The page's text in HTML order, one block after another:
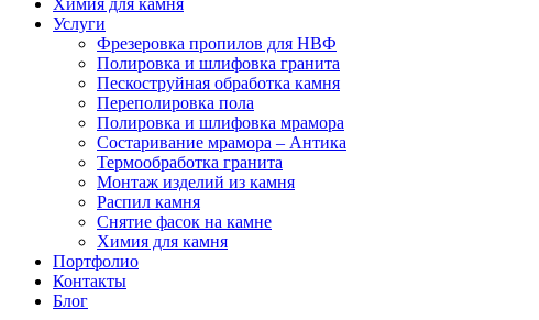
Химия для камня
Услуги
Фрезеровка пропилов для НВФ
Полировка и шлифовка гранита
Пескоструйная обработка камня
Переполировка пола
Полировка и шлифовка мрамора
Состаривание мрамора – Антика
Термообработка гранита
Монтаж изделий из камня
Распил камня
Снятие фасок на камне
Химия для камня
Портфолио
Контакты
Блог